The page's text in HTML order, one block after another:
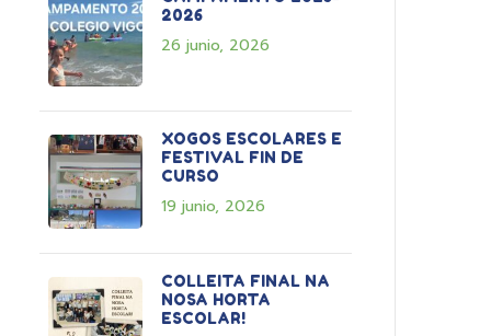
2026
26 junio, 2026
XOGOS ESCOLARES E
FESTIVAL FIN DE
CURSO
19 junio, 2026
COLLEITA FINAL NA
NOSA HORTA
ESCOLAR!